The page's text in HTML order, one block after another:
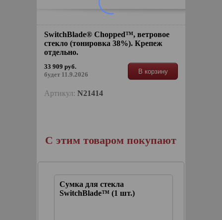
SwitchBlade® Chopped™, ветровое
стекло (тонировка 38%). Крепеж
отдельно.
33 909 руб.
будет 11.9.2026
В корзину
Артикул: N21414
С этим товаром покупают
Сумка для стекла
SwitchBlade™ (1 шт.)